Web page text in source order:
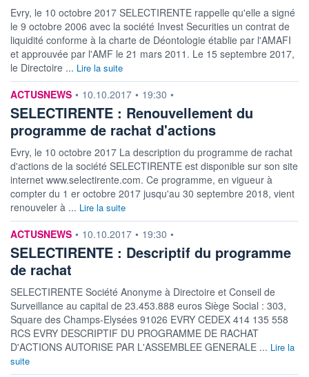
Evry, le 10 octobre 2017 SELECTIRENTE rappelle qu'elle a signé
le 9 octobre 2006 avec la société Invest Securities un contrat de
liquidité conforme à la charte de Déontologie établie par l'AMAFI
et approuvée par l'AMF le 21 mars 2011. Le 15 septembre 2017,
le Directoire ... Lire la suite
information fournie par
ACTUSNEWS • 10.10.2017 • 19:30 •
SELECTIRENTE : Renouvellement du
programme de rachat d'actions
Evry, le 10 octobre 2017 La description du programme de rachat
d'actions de la société SELECTIRENTE est disponible sur son site
internet www.selectirente.com. Ce programme, en vigueur à
compter du 1 er octobre 2017 jusqu'au 30 septembre 2018, vient
renouveler à ... Lire la suite
information fournie par
ACTUSNEWS • 10.10.2017 • 19:30 •
SELECTIRENTE : Descriptif du programme
de rachat
SELECTIRENTE Société Anonyme à Directoire et Conseil de
Surveillance au capital de 23.453.888 euros Siège Social : 303,
Square des Champs-Elysées 91026 EVRY CEDEX 414 135 558
RCS EVRY DESCRIPTIF DU PROGRAMME DE RACHAT
D'ACTIONS AUTORISE PAR L'ASSEMBLEE GENERALE ... Lire la
suite